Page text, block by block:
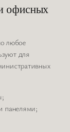
офисных
любое
для
панелями;